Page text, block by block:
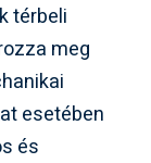
térbeli
meg
esetében
és